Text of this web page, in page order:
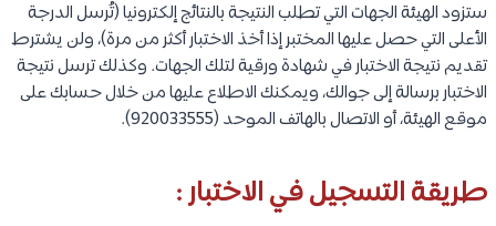
ستزود الهيئة الجهات التي تطلب النتيجة بالنتائج إلكترونيا (تُرسل الدرجة
الأعلى التي حصل عليها المختبر إذا أخذ الاختبار أكثر من مرة)، ولن يشترط
تقديم نتيجة الاختبار في شهادة ورقية لتلك الجهات. وكذلك ترسل نتيجة
الاختبار برسالة إلى جوالك، ويمكنك الاطلاع عليها من خلال حسابك على
موقع الهيئة​​​، أو الاتصال بالهاتف الموحد (920033555).​​​
طريقة التسجيل في الاختبار :